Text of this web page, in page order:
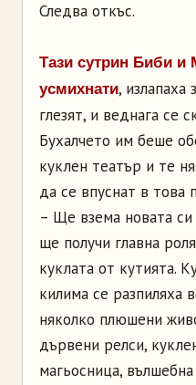
Следва откъс.
Тази сутрин Биби
усмихнати, излапаха
глезят, и веднага се
Бухалчето им беше
куклен театър и те
да се впуснат в това
– Ще взема новата си
ще получи главна
куклата от кутията.
килима се разпиляха
няколко плюшени
дървени релси,
магьосница,